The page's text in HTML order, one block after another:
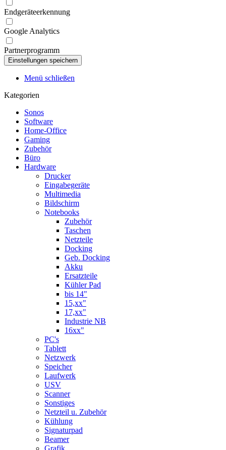
Endgeräteerkennung
Google Analytics
Partnerprogramm
Menü schließen
Kategorien
Sonos
Software
Home-Office
Gaming
Zubehör
Büro
Hardware
Drucker
Eingabegeräte
Multimedia
Bildschirm
Notebooks
Zubehör
Taschen
Netzteile
Docking
Geb. Docking
Akku
Ersatzteile
Kühler Pad
bis 14"
15,xx"
17,xx"
Industrie NB
16xx"
PC's
Tablett
Netzwerk
Speicher
Laufwerk
USV
Scanner
Sonstiges
Netzteil u. Zubehör
Kühlung
Signaturpad
Beamer
Grafik